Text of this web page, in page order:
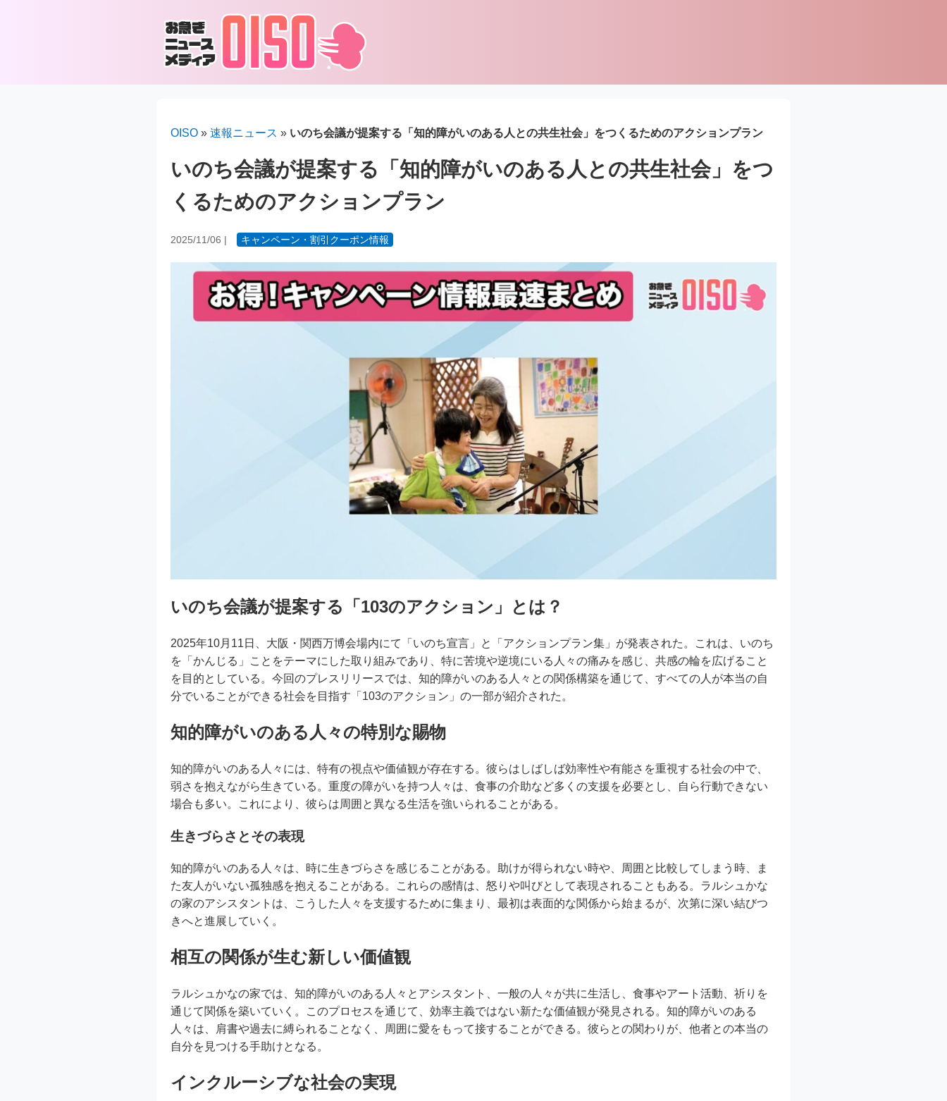
OISO » 速報ニュース » いのち会議が提案する「知的障がいのある人との共生社会」をつくるためのアクションプラン
いのち会議が提案する「知的障がいのある人との共生社会」をつ
くるためのアクションプラン
2025/11/06 | キャンペーン・割引クーポン情報
いのち会議が提案する「103のアクション」とは？
2025年10月11日、大阪・関西万博会場内にて「いのち宣言」と「アクションプラン集」が発表された。これは、いのち
を「かんじる」ことをテーマにした取り組みであり、特に苦境や逆境にいる人々の痛みを感じ、共感の輪を広げること
を目的としている。今回のプレスリリースでは、知的障がいのある人々との関係構築を通じて、すべての人が本当の自
分でいることができる社会を目指す「103のアクション」の一部が紹介された。
知的障がいのある人々の特別な賜物
知的障がいのある人々には、特有の視点や価値観が存在する。彼らはしばしば効率性や有能さを重視する社会の中で、
弱さを抱えながら生きている。重度の障がいを持つ人々は、食事の介助など多くの支援を必要とし、自ら行動できない
場合も多い。これにより、彼らは周囲と異なる生活を強いられることがある。
生きづらさとその表現
知的障がいのある人々は、時に生きづらさを感じることがある。助けが得られない時や、周囲と比較してしまう時、ま
た友人がいない孤独感を抱えることがある。これらの感情は、怒りや叫びとして表現されることもある。ラルシュかな
の家のアシスタントは、こうした人々を支援するために集まり、最初は表面的な関係から始まるが、次第に深い結びつ
きへと進展していく。
相互の関係が生む新しい価値観
ラルシュかなの家では、知的障がいのある人々とアシスタント、一般の人々が共に生活し、食事やアート活動、祈りを
通じて関係を築いていく。このプロセスを通じて、効率主義ではない新たな価値観が発見される。知的障がいのある
人々は、肩書や過去に縛られることなく、周囲に愛をもって接することができる。彼らとの関わりが、他者との本当の
自分を見つける手助けとなる。
インクルーシブな社会の実現